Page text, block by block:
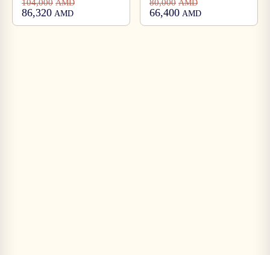
104,000 AMD
86,320 AMD
80,000 AMD
66,400 AMD